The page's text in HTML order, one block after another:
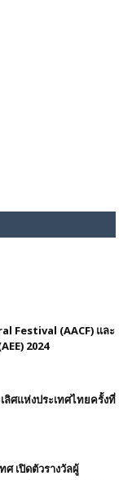
Festival (AACF) และ
2024
ลิศแห่งประเทศไทยครั้งที่
ศ เปิดตัวรางวัลผู้